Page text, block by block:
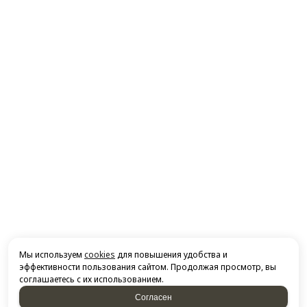
Мы используем cookies для повышения удобства и
эффективности пользования сайтом. Продолжая просмотр, вы
соглашаетесь с их использованием.
Согласен